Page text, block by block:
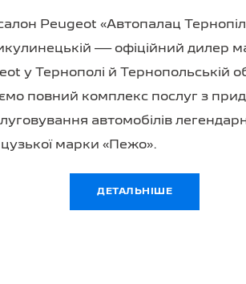
Peugeot «Автопалац
— офіційний дилер
у Тернополі й Тернопольській
повний комплекс послуг з
автомобілів
марки «Пежо».
ДЕТАЛЬНІШЕ